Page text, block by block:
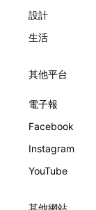
設計
生活
其他平台
電子報
Facebook
Instagram
YouTube